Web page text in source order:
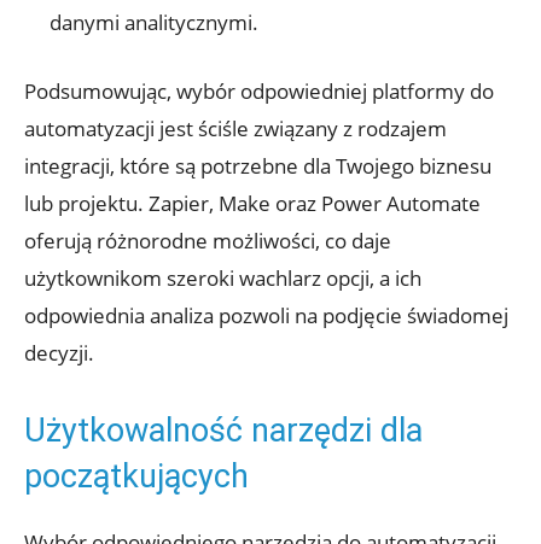
danymi analitycznymi.
Podsumowując, wybór odpowiedniej platformy do
automatyzacji ⁣jest ściśle związany z rodzajem
integracji, które są potrzebne dla Twojego biznesu
lub projektu. Zapier,⁤ Make oraz Power Automate
oferują różnorodne możliwości, co daje
użytkownikom szeroki wachlarz opcji, a ich
odpowiednia analiza pozwoli na podjęcie świadomej
decyzji.
Użytkowalność ‍narzędzi dla
początkujących